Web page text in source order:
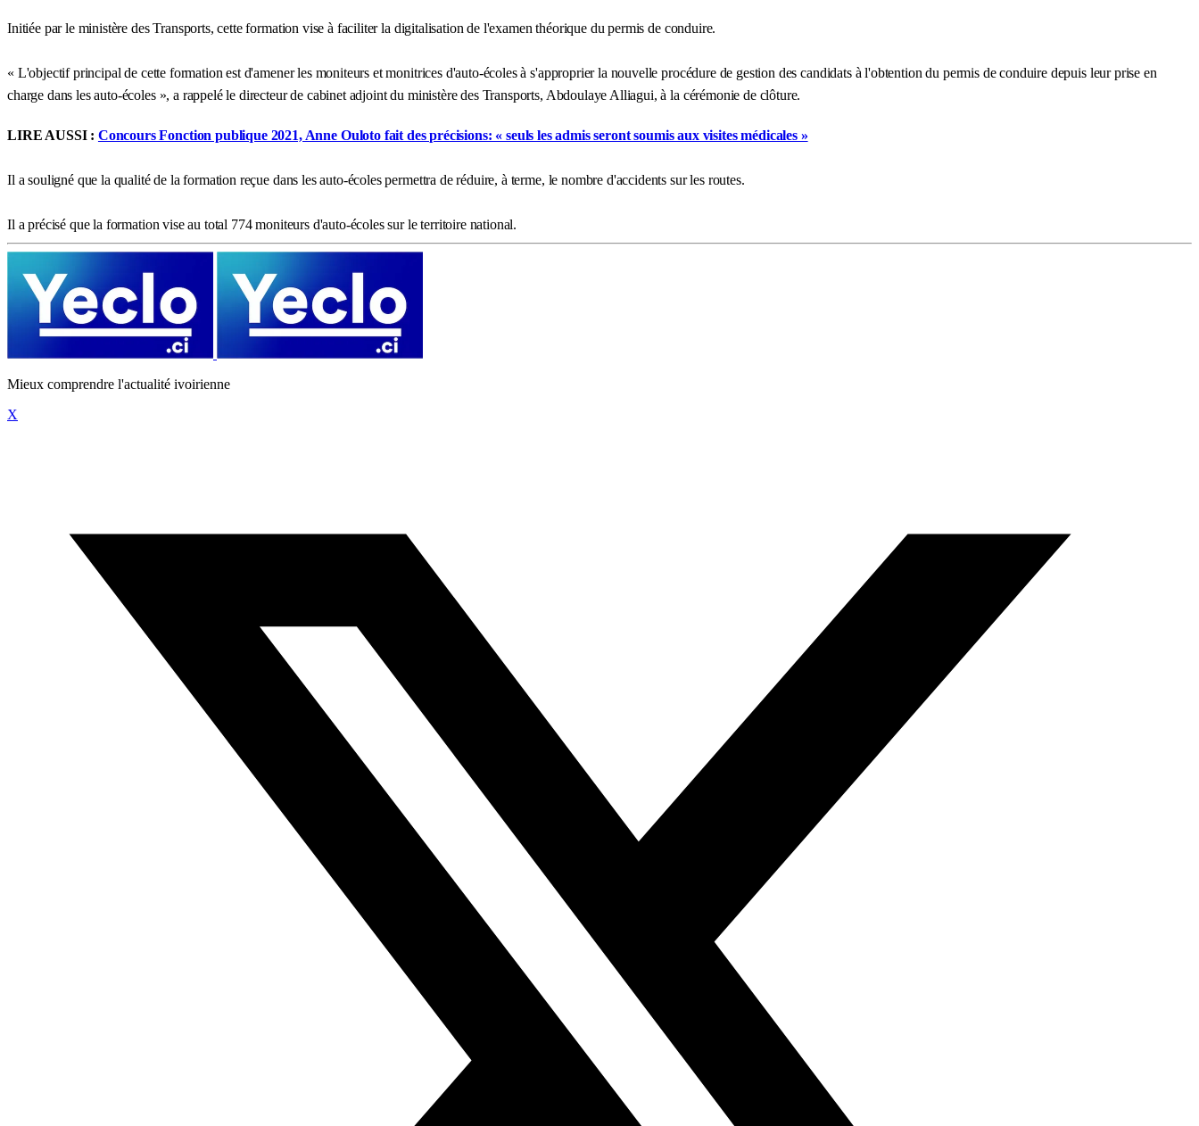
Initiée par le ministère des Transports, cette formation vise à faciliter la digitalisation de l'examen théorique du permis de conduire.
« L'objectif principal de cette formation est d'amener les moniteurs et monitrices d'auto-écoles à s'approprier la nouvelle procédure de gestion des candidats à l'obtention du permis de conduire depuis leur prise en
charge dans les auto-écoles », a rappelé le directeur de cabinet adjoint du ministère des Transports, Abdoulaye Alliagui, à la cérémonie de clôture.
LIRE AUSSI : Concours Fonction publique 2021, Anne Ouloto fait des précisions: « seuls les admis seront soumis aux visites médicales »
Il a souligné que la qualité de la formation reçue dans les auto-écoles permettra de réduire, à terme, le nombre d'accidents sur les routes.
Il a précisé que la formation vise au total 774 moniteurs d'auto-écoles sur le territoire national.
Mieux comprendre l'actualité ivoirienne
X